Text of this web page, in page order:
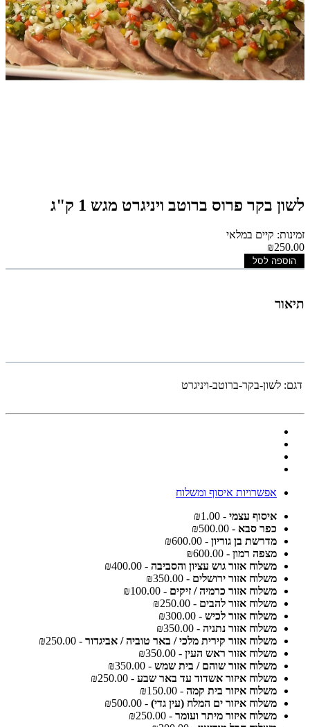
לשון בקר פרוס ברוטב ויניגרט מגש 1 ק"ג
זמינות: קיים במלאי
₪250.00
הוספה לסל
תיאור
דגם: לשון-בקר-ברוטב-ויניגרט
אפשרויות איסוף ומשלוח
איסוף עצמי - ₪1.00
כפר סבא - ₪500.00
מדרשת בן גוריון - ₪600.00
מצפה רמון - ₪600.00
משלוח אזור גוש עציון והסביבה - ₪400.00
משלוח אזור ירושלים - ₪350.00
משלוח אזור כרמיה / זיקים - ₪100.00
משלוח אזור להבים - ₪250.00
משלוח אזור לכיש - ₪300.00
משלוח אזור נתניה - ₪350.00
משלוח אזור קירית מלכי / באר טוביה / אביגדור - ₪250.00
משלוח אזור ראש העין - ₪350.00
משלוח אזור שוהם / בית שמש - ₪350.00
משלוח איזור אשדוד עד באר שבע - ₪250.00
משלוח איזור בית קמה - ₪150.00
משלוח איזור ים המלח (עין גדי) - ₪500.00
משלוח איזור מיתר ועומר - ₪250.00